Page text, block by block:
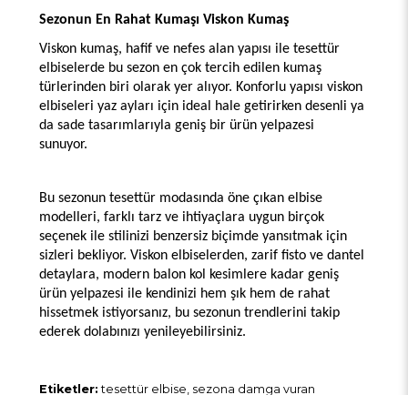
Sezonun En Rahat Kumaşı Viskon Kumaş
Viskon kumaş, hafif ve nefes alan yapısı ile tesettür
elbiselerde bu sezon en çok tercih edilen kumaş
türlerinden biri olarak yer alıyor. Konforlu yapısı viskon
elbiseleri yaz ayları için ideal hale getirirken desenli ya
da sade tasarımlarıyla geniş bir ürün yelpazesi
sunuyor.
Bu sezonun tesettür modasında öne çıkan elbise
modelleri, farklı tarz ve ihtiyaçlara uygun birçok
seçenek ile stilinizi benzersiz biçimde yansıtmak için
sizleri bekliyor. Viskon elbiselerden, zarif fisto ve dantel
detaylara, modern balon kol kesimlere kadar geniş
ürün yelpazesi ile kendinizi hem şık hem de rahat
hissetmek istiyorsanız, bu sezonun trendlerini takip
ederek dolabınızı yenileyebilirsiniz.
Etiketler: tesettür elbise, sezona damga vuran